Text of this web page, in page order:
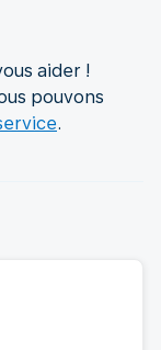
aider !
pouvons
.